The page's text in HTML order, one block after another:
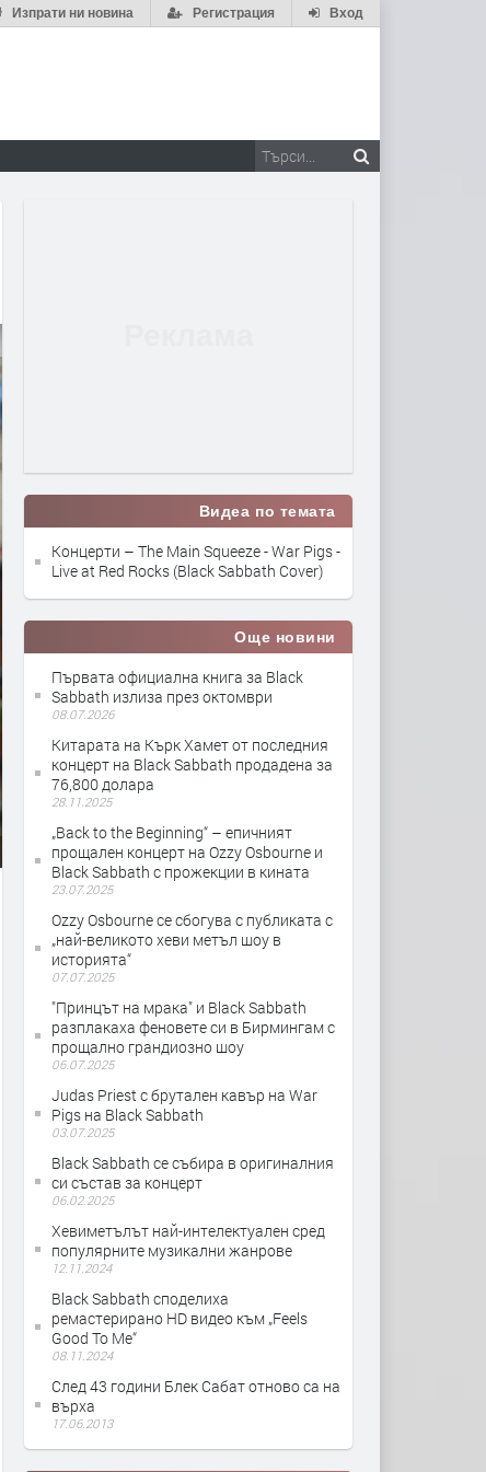
Вход
Регистрация
Изпрати ни новина
Видеа по темата
Концерти – The Main Squeeze - War Pigs -
Live at Red Rocks (Black Sabbath Cover)
Още новини
Първата официална книга за Black
Sabbath излиза през октомври
08.07.2026
Китарата на Кърк Хамет от последния
концерт на Black Sabbath продадена за
76,800 долара
28.11.2025
„Back to the Beginning“ – епичният
прощален концерт на Ozzy Osbourne и
Black Sabbath с прожекции в кината
23.07.2025
Ozzy Osbourne се сбогува с публиката с
„най-великото хеви метъл шоу в
историята“
07.07.2025
"Принцът на мрака" и Black Sabbath
разплакаха феновете си в Бирмингам с
прощално грандиозно шоу
06.07.2025
Judas Priest с брутален кавър на War
Pigs на Black Sabbath
03.07.2025
Black Sabbath се събира в оригиналния
си състав за концерт
06.02.2025
Хевиметълът най-интелектуален сред
популярните музикални жанрове
12.11.2024
Black Sabbath споделиха
ремастерирано HD видео към „Feels
Good To Me“
08.11.2024
След 43 години Блек Сабат отново са на
върха
17.06.2013